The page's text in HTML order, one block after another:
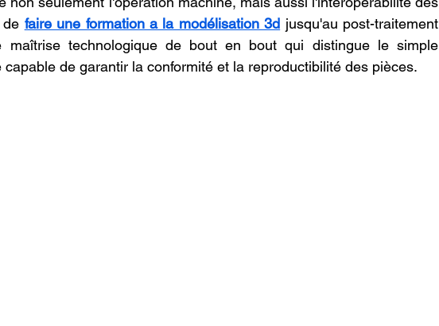
de faire une formation a la modélisation 3d jusqu'au post-traitement
maîtrise technologique de bout en bout qui distingue le simple
de garantir la conformité et la reproductibilité des pièces.